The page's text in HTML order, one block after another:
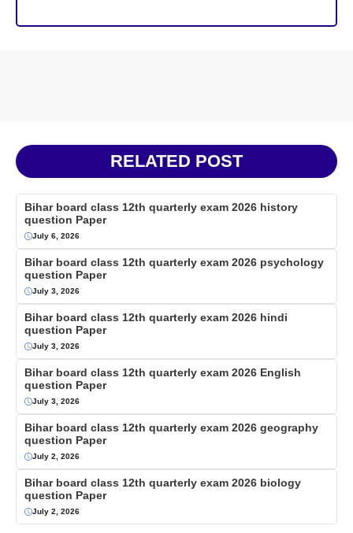
RELATED POST
Bihar board class 12th quarterly exam 2026 history
question Paper
July 6, 2026
Bihar board class 12th quarterly exam 2026 psychology
question Paper
July 3, 2026
Bihar board class 12th quarterly exam 2026 hindi
question Paper
July 3, 2026
Bihar board class 12th quarterly exam 2026 English
question Paper
July 3, 2026
Bihar board class 12th quarterly exam 2026 geography
question Paper
July 2, 2026
Bihar board class 12th quarterly exam 2026 biology
question Paper
July 2, 2026